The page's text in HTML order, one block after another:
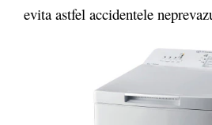
evita astfel accidentele